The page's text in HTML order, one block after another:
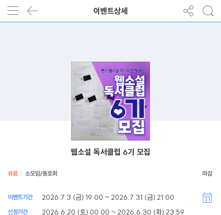
이벤트상세
웹소설 독서클럽 6기 모집
유료 소모임/동호회
이벤트기간 2026.7.3 (금) 19:00 ~ 2026.7.31 (금) 21:00
신청기간 2026.6.20 (토) 00:00 ~ 2026.6.30 (화) 23:59